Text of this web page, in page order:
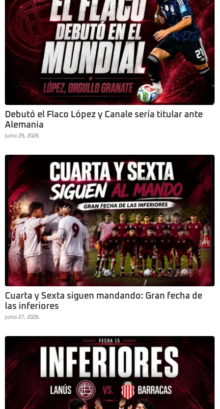
Debutó el Flaco López y Canale sería titular ante
Alemania
junio 29, 2026
Cuarta y Sexta siguen mandando: Gran fecha de
las inferiores
junio 27, 2026